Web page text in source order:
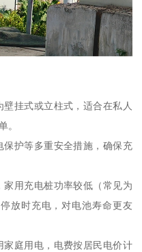
挂式或立柱式，适合在私人
。
护等多重安全措施，确保充
用充电桩功率较低（常见为
放时充电，对电池寿命更友
庭用电，电费按居民电价计